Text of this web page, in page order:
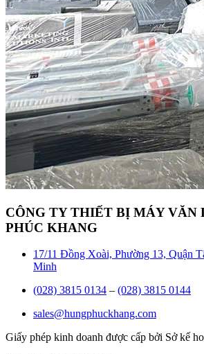
CÔNG TY THIẾT BỊ MÁY VĂN
PHÚC KHANG
17/11 Đồng Xoài, Phường 13, Quận
Minh
(028) 3815 0134 – (028) 3815 0144
sales@hungphuckhang.com
Giấy phép kinh doanh được cấp bởi Sở kế